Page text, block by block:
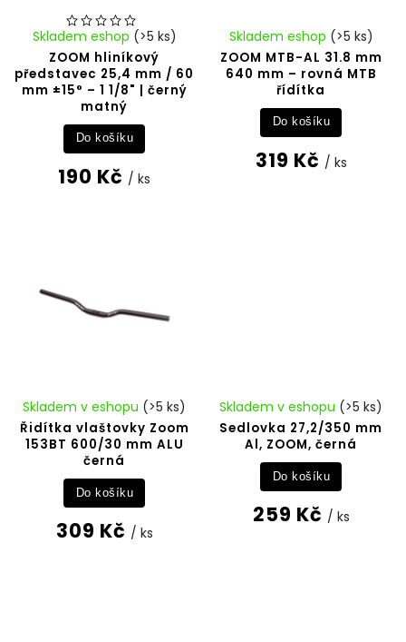
ZOOM hliníkový
představec 25,4 mm / 60
mm ±15° – 1 1/8" | černý
matný
Skladem eshop (>5 ks)
190 Kč / ks
Do košíku
ZOOM MTB-AL 31.8 mm
640 mm – rovná MTB
řídítka
Skladem eshop (>5 ks)
319 Kč / ks
Do košíku
Řidítka vlaštovky Zoom
153BT 600/30 mm ALU
černá
Skladem v eshopu (>5 ks)
309 Kč / ks
Do košíku
Sedlovka 27,2/350 mm
Al, ZOOM, černá
Skladem v eshopu (>5 ks)
259 Kč / ks
Do košíku